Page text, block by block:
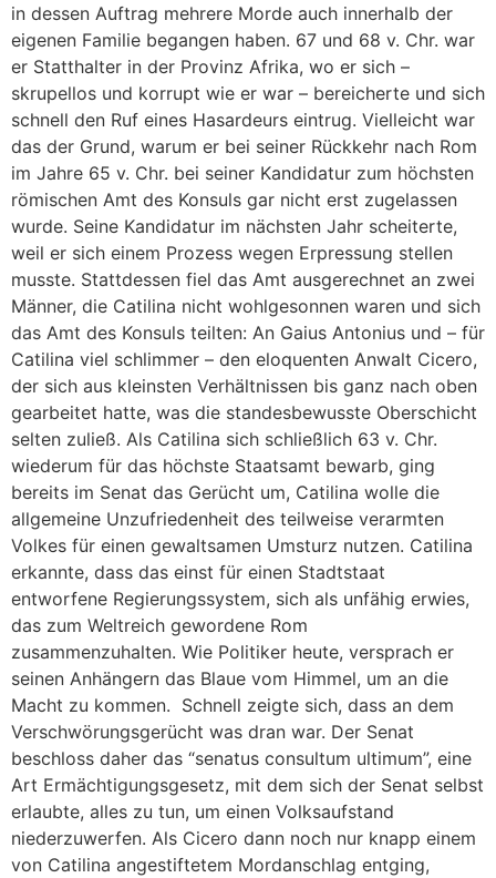
in dessen Auftrag mehrere Morde auch innerhalb der
eigenen Familie begangen haben. 67 und 68 v. Chr. war
er Statthalter in der Provinz Afrika, wo er sich –
skrupellos und korrupt wie er war – bereicherte und sich
schnell den Ruf eines Hasardeurs eintrug. Vielleicht war
das der Grund, warum er bei seiner Rückkehr nach Rom
im Jahre 65 v. Chr. bei seiner Kandidatur zum höchsten
römischen Amt des Konsuls gar nicht erst zugelassen
wurde. Seine Kandidatur im nächsten Jahr scheiterte,
weil er sich einem Prozess wegen Erpressung stellen
musste. Stattdessen fiel das Amt ausgerechnet an zwei
Männer, die Catilina nicht wohlgesonnen waren und sich
das Amt des Konsuls teilten: An Gaius Antonius und – für
Catilina viel schlimmer – den eloquenten Anwalt Cicero,
der sich aus kleinsten Verhältnissen bis ganz nach oben
gearbeitet hatte, was die standesbewusste Oberschicht
selten zuließ. Als Catilina sich schließlich 63 v. Chr.
wiederum für das höchste Staatsamt bewarb, ging
bereits im Senat das Gerücht um, Catilina wolle die
allgemeine Unzufriedenheit des teilweise verarmten
Volkes für einen gewaltsamen Umsturz nutzen. Catilina
erkannte, dass das einst für einen Stadtstaat
entworfene Regierungssystem, sich als unfähig erwies,
das zum Weltreich gewordene Rom
zusammenzuhalten. Wie Politiker heute, versprach er
seinen Anhängern das Blaue vom Himmel, um an die
Macht zu kommen. Schnell zeigte sich, dass an dem
Verschwörungsgerücht was dran war. Der Senat
beschloss daher das “senatus consultum ultimum”, eine
Art Ermächtigungsgesetz, mit dem sich der Senat selbst
erlaubte, alles zu tun, um einen Volksaufstand
niederzuwerfen. Als Cicero dann noch nur knapp einem
von Catilina angestiftetem Mordanschlag entging,